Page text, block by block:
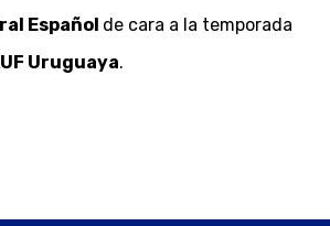
Español de cara a la temporada
Uruguaya.